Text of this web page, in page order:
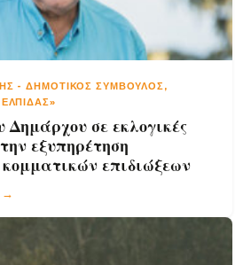
-ΔΗΜΟΤΙΚΌΣ ΣΎΜΒΟΥΛΟΣ,
σε εκλογικές
εξυπηρέτηση
επιδιώξεων
→